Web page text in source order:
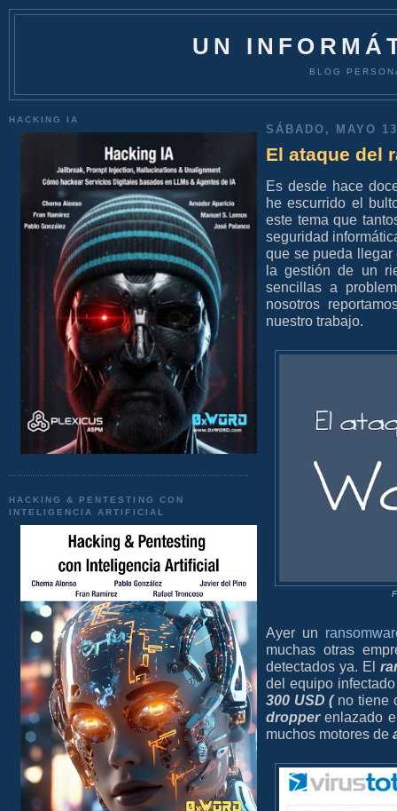
UN
BLOG
HACKING IA
HACKING & PENTESTING CON
INTELIGENCIA ARTIFICIAL
SÁBADO, MAYO
El ataque del
Es desde hace
he escurrido el
este tema que
seguridad
que se pueda
la gestión de un
sencillas a
nosotros
nuestro trabajo.
Ayer un
muchas otras
detectados ya. El
del equipo
300 USD (no tiene
dropperenlazado
muchos motores de